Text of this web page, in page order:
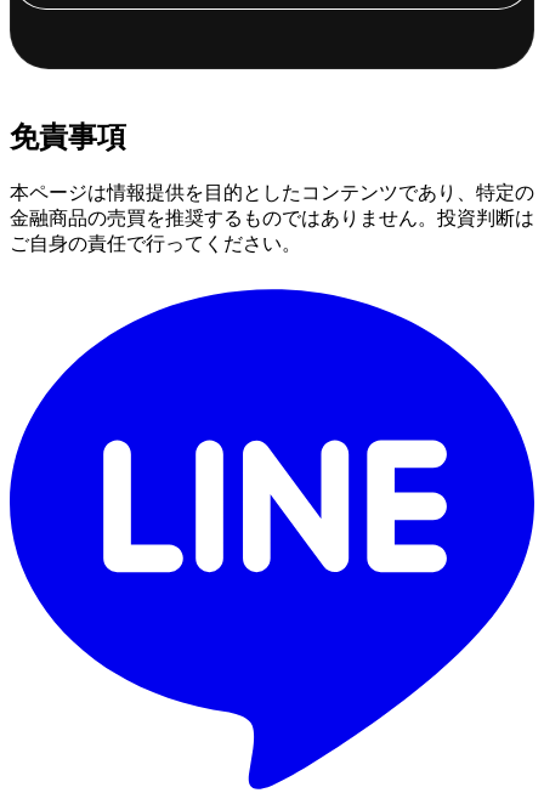
免責事項
本ページは情報提供を目的としたコンテンツであり、特定の
金融商品の売買を推奨するものではありません。投資判断は
ご自身の責任で行ってください。